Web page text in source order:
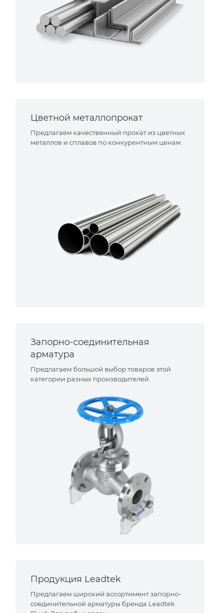
Цветной металлопрокат
Предлагаем качественный прокат из цветных
металлов и сплавов по конкурентным ценам.
Запорно-соединительная
арматура
Предлагаем большой выбор товаров этой
категории разных производителей.
Продукция Leadtek
Предлагаем широкий ассортимент запорно-
соединительной арматуры бренда Leadtek